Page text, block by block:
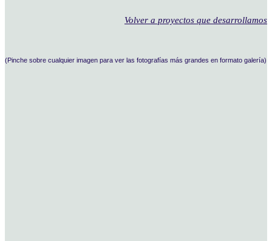
Volver a proyectos que desarrollamos
(Pinche sobre cualquier imagen para ver las fotografías más grandes en formato galería)